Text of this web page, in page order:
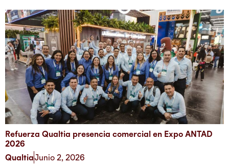
Refuerza Qualtia presencia comercial en Expo ANTAD
2026
QualtiaJunio 2, 2026